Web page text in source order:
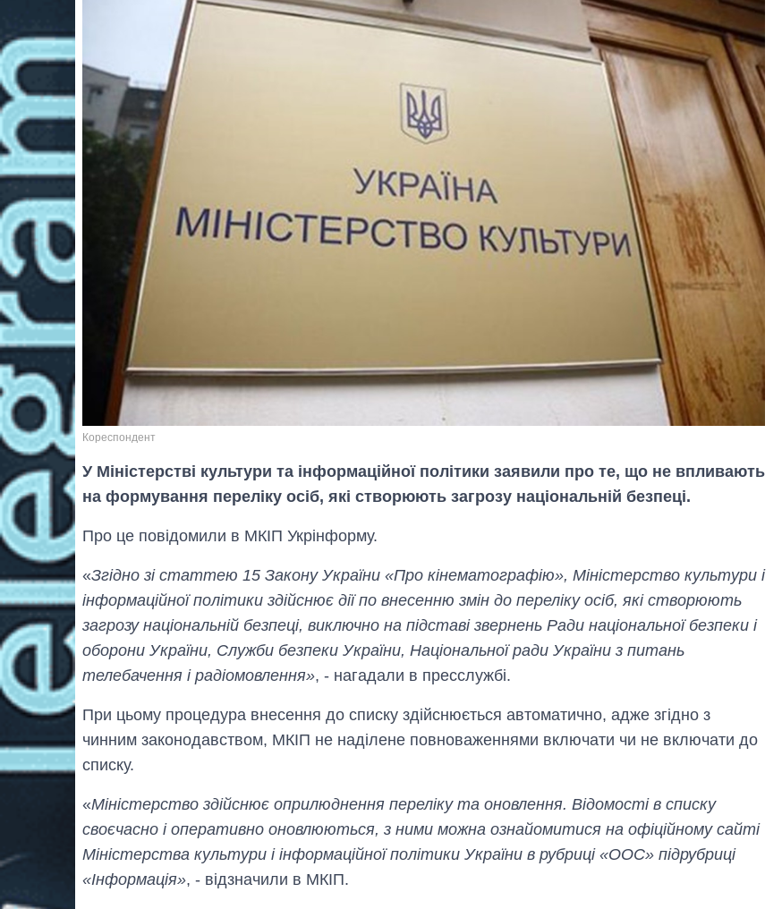
Кореспондент
У Міністерстві культури та інформаційної політики заявили про те, що не впливають
на формування переліку осіб, які створюють загрозу національній безпеці.
Про це повідомили в МКІП Укрінформу.
«Згідно зі статтею 15 Закону України «Про кінематографію», Міністерство культури і
інформаційної політики здійснює дії по внесенню змін до переліку осіб, які створюють
загрозу національній безпеці, виключно на підставі звернень Ради національної безпеки і
оборони України, Служби безпеки України, Національної ради України з питань
телебачення і радіомовлення», - нагадали в пресслужбі.
При цьому процедура внесення до списку здійснюється автоматично, адже згідно з
чинним законодавством, МКІП не наділене повноваженнями включати чи не включати до
списку.
«Міністерство здійснює оприлюднення переліку та оновлення. Відомості в списку
своєчасно і оперативно оновлюються, з ними можна ознайомитися на офіційному сайті
Міністерства культури і інформаційної політики України в рубриці «ООС» підрубриці
«Інформація», - відзначили в МКІП.
Від 1 місяця – до 5
років: хто і як
довго обіймав